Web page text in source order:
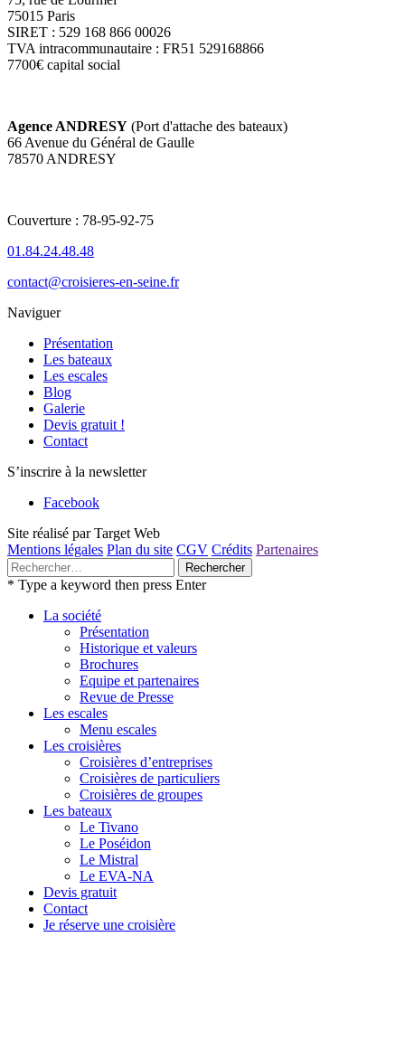
75015 Paris
SIRET : 529 168 866 00026
TVA intracommunautaire : FR51 529168866
7700€ capital social
Agence ANDRESY (Port d'attache des bateaux)
66 Avenue du Général de Gaulle
78570 ANDRESY
Couverture : 78-95-92-75
01.84.24.48.48
contact@croisieres-en-seine.fr
Naviguer
Présentation
Les bateaux
Les escales
Blog
Galerie
Devis gratuit !
Contact
S’inscrire à la newsletter
Facebook
Site réalisé par Target Web
Mentions légales Plan du site CGV Crédits Partenaires
Rechercher :
* Type a keyword then press Enter
La société
Présentation
Historique et valeurs
Brochures
Equipe et partenaires
Revue de Presse
Les escales
Menu escales
Les croisières
Croisières d’entreprises
Croisières de particuliers
Croisières de groupes
Les bateaux
Le Tivano
Le Poséidon
Le Mistral
Le EVA-NA
Devis gratuit
Contact
Je réserve une croisière